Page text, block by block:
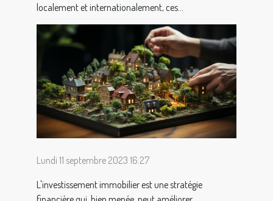
localement et internationalement, ces...
Lundi 11 septembre 2023 16:27
L'investissement immobilier est une stratégie